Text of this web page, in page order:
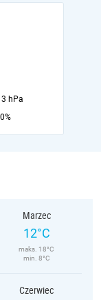
hPa
Marzec
12°C
maks. 18°C
min. 8°C
Czerwiec